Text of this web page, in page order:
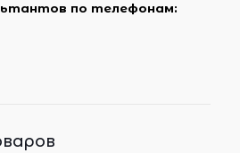
по телефонам: